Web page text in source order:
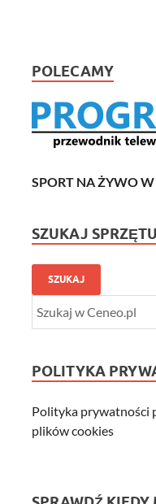
POLECAMY
SPORT NA ŻYWO
SZUKAJ
SZUKAJ
POLITYKA
Polityka prywatności
plików cookies